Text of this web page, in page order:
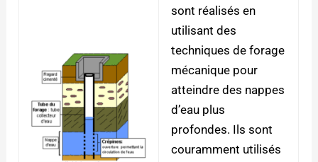
sont réalisés en
utilisant des
techniques de forage
mécanique pour
atteindre des nappes
d’eau plus
profondes. Ils sont
couramment utilisés